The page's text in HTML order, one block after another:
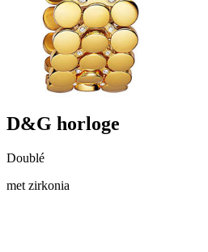
D&G horloge
Doublé
met zirkonia